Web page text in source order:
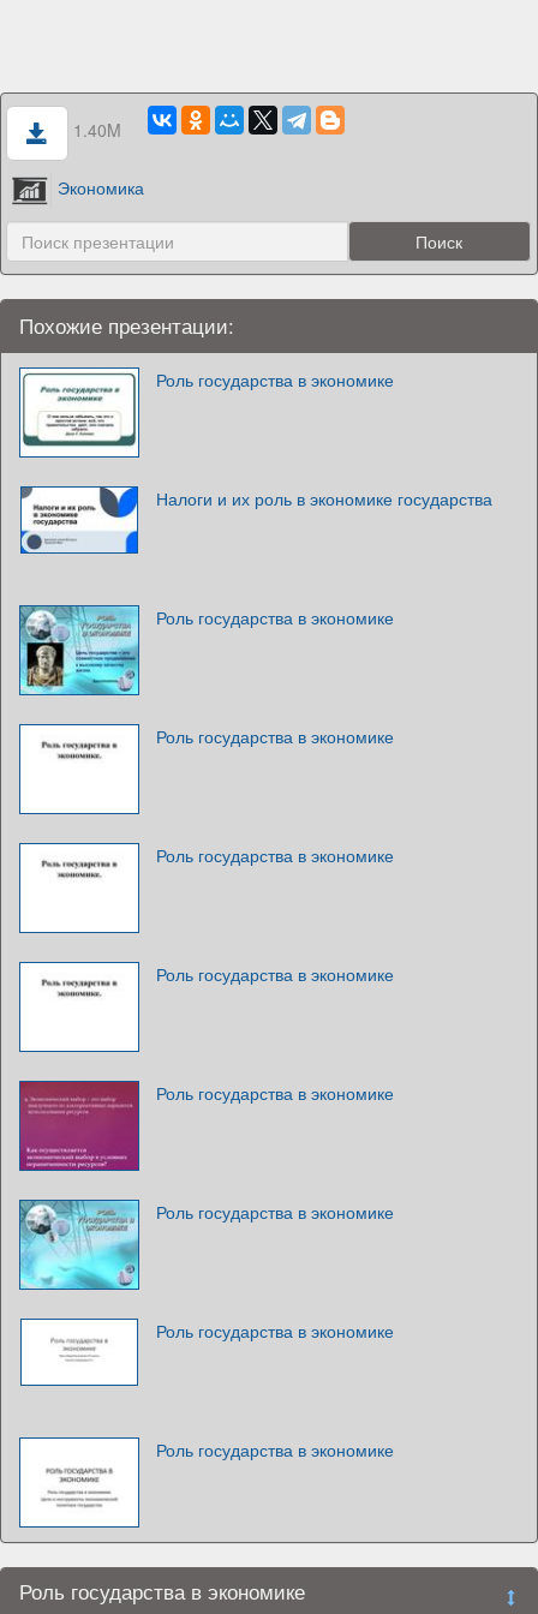
1.40M
Экономика
Похожие презентации:
Роль государства в экономике
Налоги и их роль в экономике государства
Роль государства в экономике
Роль государства в экономике
Роль государства в экономике
Роль государства в экономике
Роль государства в экономике
Роль государства в экономике
Роль государства в экономике
Роль государства в экономике
Роль государства в экономике